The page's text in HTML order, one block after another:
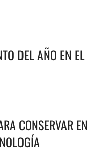
DEL AÑO EN EL
CONSERVAR EN